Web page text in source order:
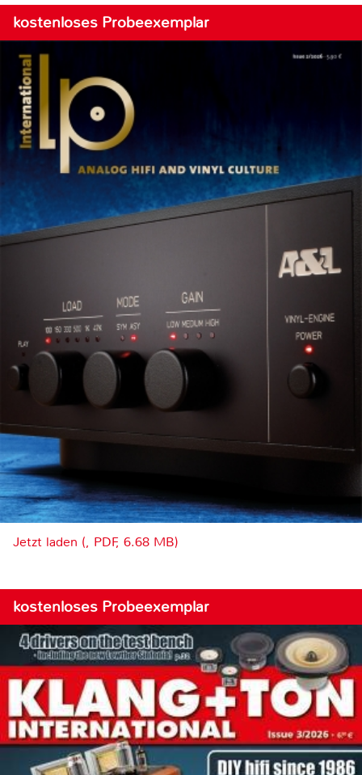
kostenloses Probeexemplar
Jetzt laden (, PDF, 6.68 MB)
kostenloses Probeexemplar